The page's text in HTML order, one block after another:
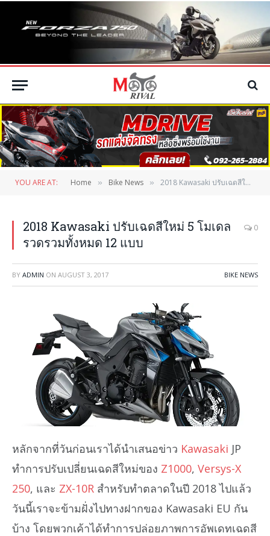
YOU ARE AT: Home » Bike News » 2018 Kawasaki ปรับเฉดสีใหม่ 5 โมเดลรวดรวมทั้งหมด 12 แบบ
2018 Kawasaki ปรับเฉดสีใหม่ 5 โมเดล
รวดรวมทั้งหมด 12 แบบ
0
BY ADMIN ON AUGUST 3, 2017 BIKE NEWS
หลักจากที่วันก่อนเราได้นำเสนอข่าว Kawasaki JP
ทำการปรับเปลี่ยนเฉดสีใหม่ของ Z1000, Versys-X
250, และ ZX-10R สำหรับทำตลาดในปี 2018 ไปแล้ว
วันนี้เราจะข้ามฝั่งไปทางฝากของ Kawasaki EU กัน
บ้าง โดยพวกเค้าได้ทำการปล่อยภาพการอัพเดทเฉดสี